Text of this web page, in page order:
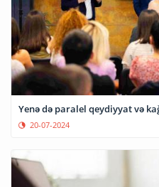
Yenə də paralel qeydiyyat və
20-07-2024